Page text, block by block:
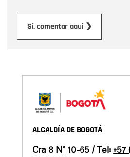
Sí, comentar aquí ❯
ALCALDÍA DE BOGOTÁ
Cra 8 N° 10-65 / Tel: +57